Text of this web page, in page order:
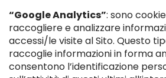
“Google Analytics”: sono
raccogliere e analizzare
accessi/le visite al Sito. Questo
raccoglie informazioni in forma
consentono l’identificazione